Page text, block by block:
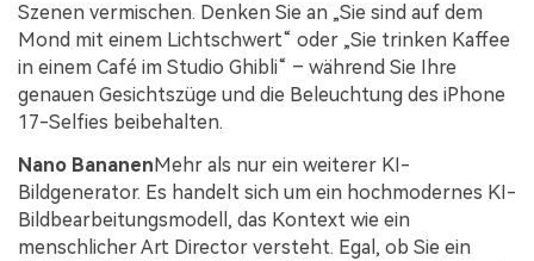
Szenen vermischen. Denken Sie an „Sie sind auf dem
Mond mit einem Lichtschwert“ oder „Sie trinken Kaffee
in einem Café im Studio Ghibli“ – während Sie Ihre
genauen Gesichtszüge und die Beleuchtung des iPhone
17-Selfies beibehalten.
Nano BananenMehr als nur ein weiterer KI-
Bildgenerator. Es handelt sich um ein hochmodernes KI-
Bildbearbeitungsmodell, das Kontext wie ein
menschlicher Art Director versteht. Egal, ob Sie ein